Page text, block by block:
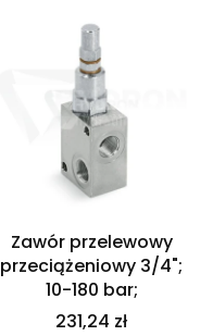
Zawór przelewowy
przeciążeniowy 3/4";
10-180 bar;
231,24 zł